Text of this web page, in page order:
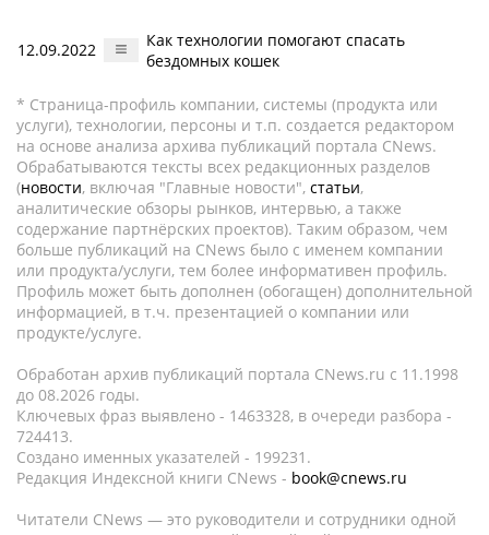
12.09.2022
Как технологии помогают спасать
бездомных кошек
* Страница-профиль компании, системы (продукта или
услуги), технологии, персоны и т.п. создается редактором
на основе анализа архива публикаций портала CNews.
Обрабатываются тексты всех редакционных разделов
(новости, включая "Главные новости", статьи,
аналитические обзоры рынков, интервью, а также
содержание партнёрских проектов). Таким образом, чем
больше публикаций на CNews было с именем компании
или продукта/услуги, тем более информативен профиль.
Профиль может быть дополнен (обогащен) дополнительной
информацией, в т.ч. презентацией о компании или
продукте/услуге.
Обработан архив публикаций портала CNews.ru c 11.1998
до 08.2026 годы.
Ключевых фраз выявлено - 1463328, в очереди разбора -
724413.
Создано именных указателей - 199231.
Редакция Индексной книги CNews - book@cnews.ru
Читатели CNews — это руководители и сотрудники одной